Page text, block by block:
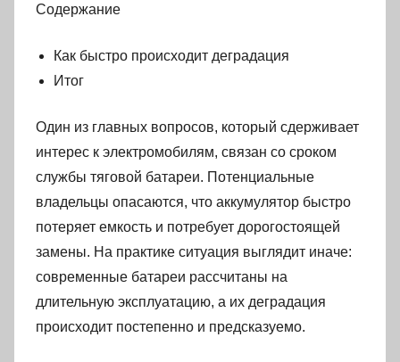
Содержание
Как быстро происходит деградация
Итог
Один из главных вопросов, который сдерживает
интерес к электромобилям, связан со сроком
службы тяговой батареи. Потенциальные
владельцы опасаются, что аккумулятор быстро
потеряет емкость и потребует дорогостоящей
замены. На практике ситуация выглядит иначе:
современные батареи рассчитаны на
длительную эксплуатацию, а их деградация
происходит постепенно и предсказуемо.